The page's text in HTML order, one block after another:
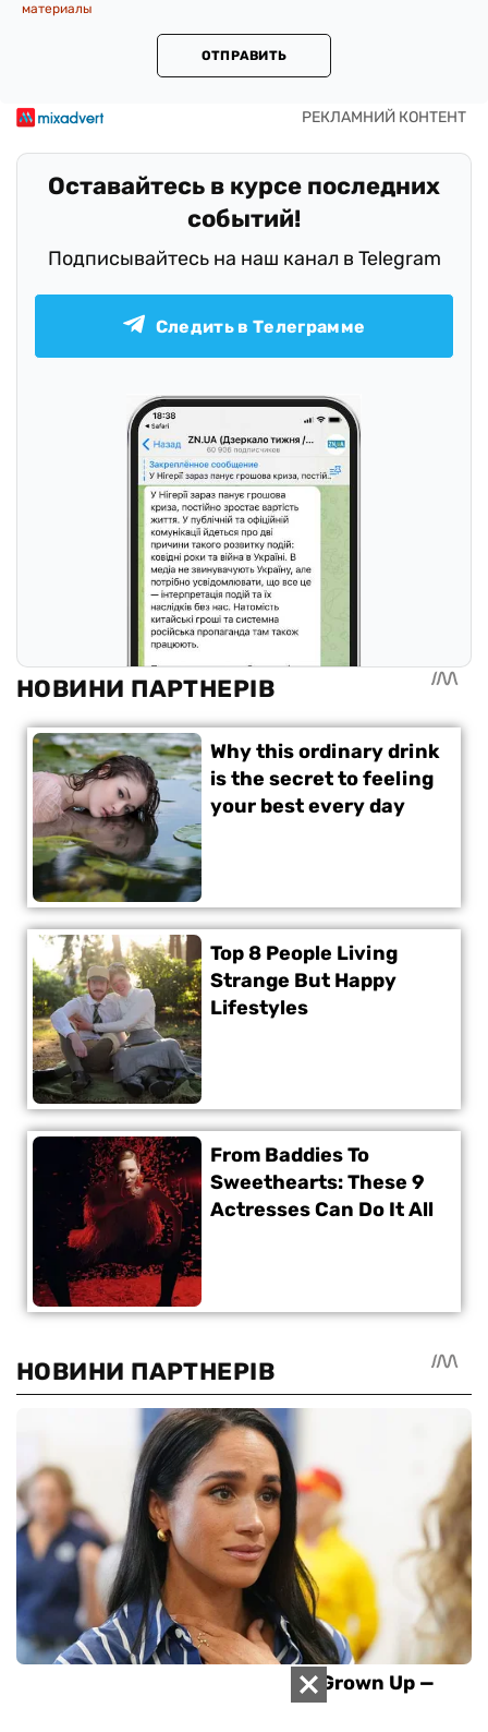
материалы
ОТПРАВИТЬ
Оставайтесь в курсе последних
событий!
Подписывайтесь на наш канал в Telegram
Следить в Телеграмме